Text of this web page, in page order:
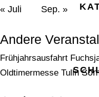
« Juli
Sep. »
Andere
Frühjahrsausfahrt
Oldtimermesse Tulln